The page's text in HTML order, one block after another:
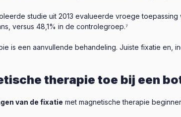
studie uit 2013 evalueerde vroege
versus 48,1% in de controlegroep.⁷
is een aanvullende behandeling. Juiste fixatie en,
therapie toe bij een
van de fixatie met magnetische therapie